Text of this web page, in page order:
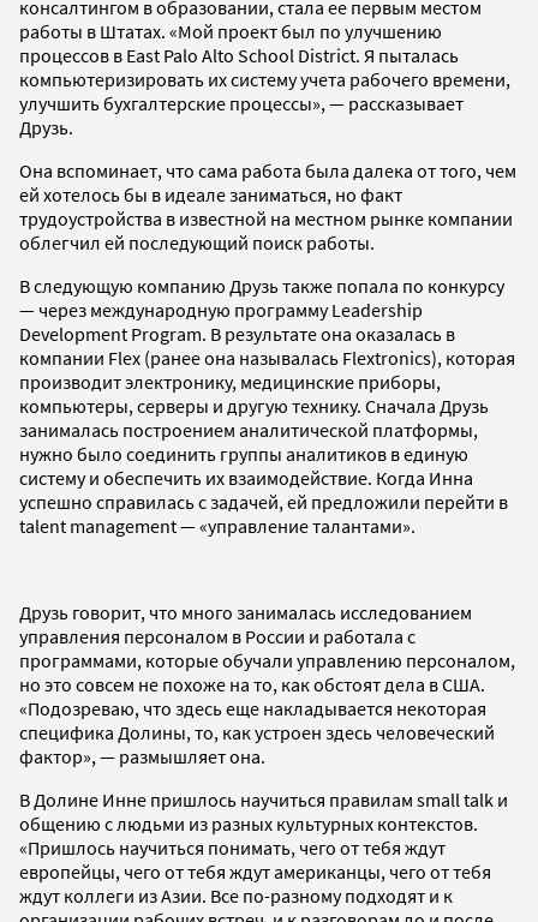
консалтингом в образовании, стала ее первым местом
работы в Штатах. «Мой проект был по улучшению
процессов в East Palo Alto School District. Я пыталась
компьютеризировать их систему учета рабочего времени,
улучшить бухгалтерские процессы», — рассказывает
Друзь.
Она вспоминает, что сама работа была далека от того, чем
ей хотелось бы в идеале заниматься, но факт
трудоустройства в известной на местном рынке компании
облегчил ей последующий поиск работы.
В следующую компанию Друзь также попала по конкурсу
— через международную программу Leadership
Development Program. В результате она оказалась в
компании Flex (ранее она называлась Flextronics), которая
производит электронику, медицинские приборы,
компьютеры, серверы и другую технику. Сначала Друзь
занималась построением аналитической платформы,
нужно было соединить группы аналитиков в единую
систему и обеспечить их взаимодействие. Когда Инна
успешно справилась с задачей, ей предложили перейти в
talent management — «управление талантами».
Друзь говорит, что много занималась исследованием
управления персоналом в России и работала с
программами, которые обучали управлению персоналом,
но это совсем не похоже на то, как обстоят дела в США.
«Подозреваю, что здесь еще накладывается некоторая
специфика Долины, то, как устроен здесь человеческий
фактор», — размышляет она.
В Долине Инне пришлось научиться правилам small talk и
общению с людьми из разных культурных контекстов.
«Пришлось научиться понимать, чего от тебя ждут
европейцы, чего от тебя ждут американцы, чего от тебя
ждут коллеги из Азии. Все по-разному подходят и к